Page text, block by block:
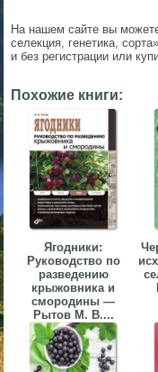
На нашем сайте вы
селекция, генетика,
и без регистрации или
Похожие книги:
Ягодники:
Руководство по
разведению
крыжовника и
смородины —
Рытов М. В....
▼
▼
▼